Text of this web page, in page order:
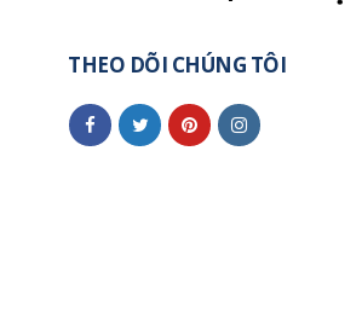
THEO DÕI CHÚNG TÔI